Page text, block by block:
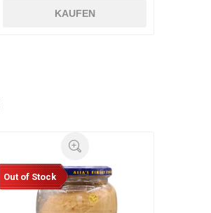
KAUFEN
Out of Stock